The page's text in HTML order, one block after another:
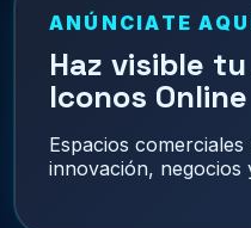
ANÚNCIATE
Haz visible
Iconos Online
Espacios
innovación, negocios